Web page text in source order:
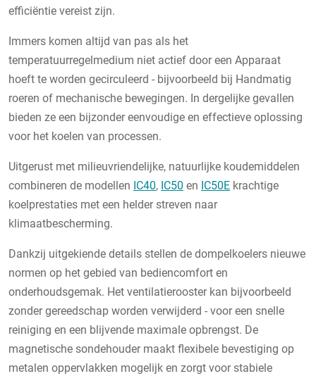
efficiëntie vereist zijn.
Immers komen altijd van pas als het
temperatuurregelmedium niet actief door een Apparaat
hoeft te worden gecirculeerd - bijvoorbeeld bij Handmatig
roeren of mechanische bewegingen. In dergelijke gevallen
bieden ze een bijzonder eenvoudige en effectieve oplossing
voor het koelen van processen.
Uitgerust met milieuvriendelijke, natuurlijke koudemiddelen
combineren de modellen IC40, IC50 en IC50E krachtige
koelprestaties met een helder streven naar
klimaatbescherming.
Dankzij uitgekiende details stellen de dompelkoelers nieuwe
normen op het gebied van bediencomfort en
onderhoudsgemak. Het ventilatierooster kan bijvoorbeeld
zonder gereedschap worden verwijderd - voor een snelle
reiniging en een blijvende maximale opbrengst. De
magnetische sondehouder maakt flexibele bevestiging op
metalen oppervlakken mogelijk en zorgt voor stabiele